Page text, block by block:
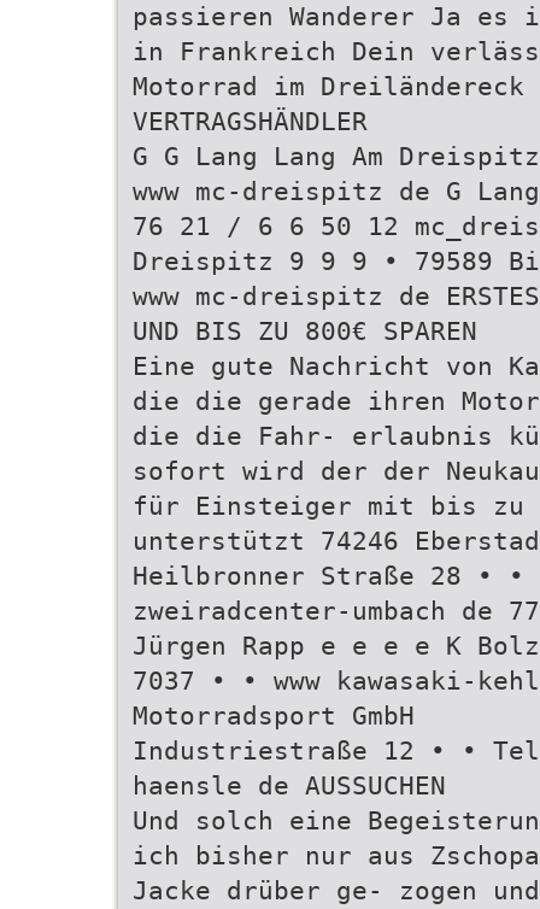
passieren Wanderer Ja
in Frankreich Dein
Motorrad im
VERTRAGSHÄNDLER
G G Lang Lang Am
www mc-dreispitz de G
76 21 / 6 6 50 12
Dreispitz 9 9 9 • 79589
www mc-dreispitz de
UND BIS ZU 800€ SPAREN
Eine gute Nachricht von
die die gerade ihren
die die Fahr- erlaubnis
sofort wird der der
für Einsteiger mit bis zu
unterstützt 74246 Eberstadt
Heilbronner Straße 28 • •
zweiradcenter-umbach de
Jürgen Rapp e e e e K
7037 • • www kawasaki-
Motorradsport GmbH
Industriestraße 12 • • Tel
haensle de AUSSUCHEN
Und solch eine
ich bisher nur aus
Jacke drüber ge- zogen